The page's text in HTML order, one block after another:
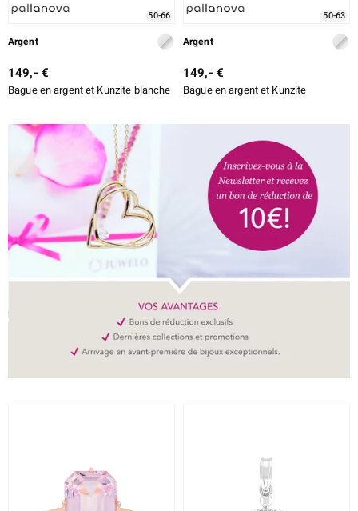
50-66
Argent
149,- €
Bague en argent et Kunzite blanche
50-63
Argent
149,- €
Bague en argent et Kunzite